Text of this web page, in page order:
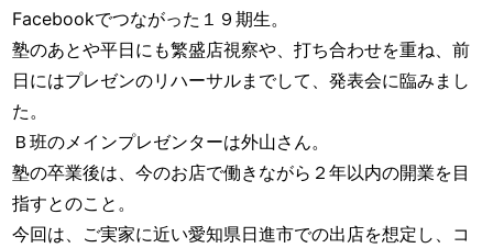
Facebookでつながった１９期生。
塾のあとや平日にも繁盛店視察や、打ち合わせを重ね、前
日にはプレゼンのリハーサルまでして、発表会に臨みまし
た。
Ｂ班のメインプレゼンターは外山さん。
塾の卒業後は、今のお店で働きながら２年以内の開業を目
指すとのこと。
今回は、ご実家に近い愛知県日進市での出店を想定し、コ